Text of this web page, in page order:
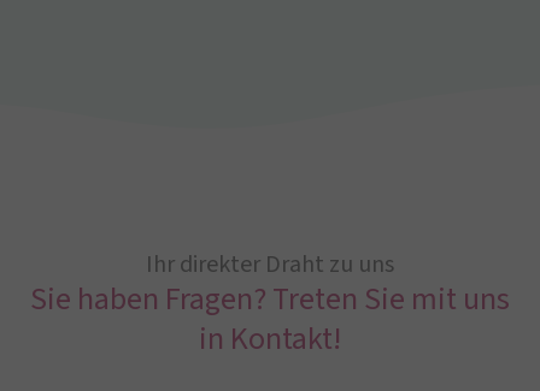
Ihr direkter Draht zu uns
Sie haben Fragen? Treten Sie mit uns
in Kontakt!